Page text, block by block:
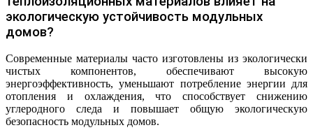
экологическую устойчивость модульных
домов?
Современные материалы часто изготовлены из экологически
чистых компонентов, обеспечивают высокую
энергоэффективность, уменьшают потребление энергии для
отопления и охлаждения, что способствует снижению
углеродного следа и повышает общую экологическую
безопасность модульных домов.